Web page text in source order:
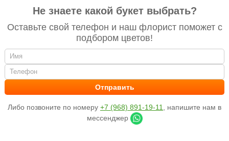
Не знаете какой букет выбрать?
Оставьте свой телефон и наш флорист поможет с
подбором цветов!
Либо позвоните по номеру +7 (968) 891-19-11
, напишите нам в
мессенджер